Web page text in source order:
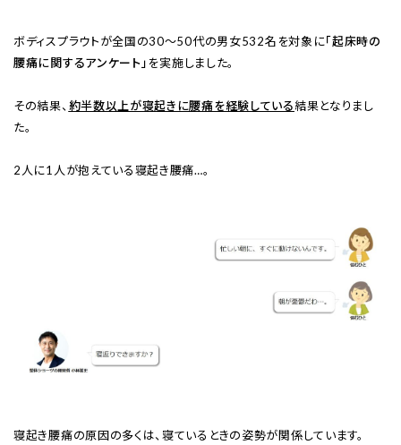
ボディスプラウトが全国の30～50代の男女532名を対象に「起床時の
腰痛に関するアンケート」を実施しました。
その結果、 約半数以上が寝起きに腰痛を経験している結果となりまし
た。
2人に1人が抱えている寝起き腰痛…。
寝起き腰痛の原因の多くは、寝ているときの姿勢が関係しています。